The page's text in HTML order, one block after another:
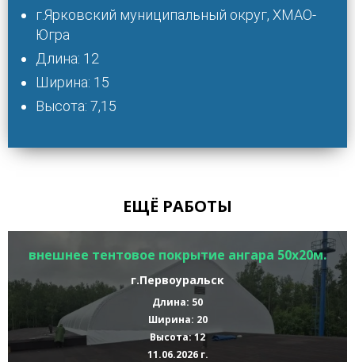
г.Ярковский муниципальный округ, ХМАО-
Югра
Длина: 12
Ширина: 15
Высота: 7,15
ЕЩЁ РАБОТЫ
внешнее тентовое покрытие ангара 50х20м.
г.Первоуральск
Длина: 50
Ширина: 20
Высота: 12
11.06.2026 г.